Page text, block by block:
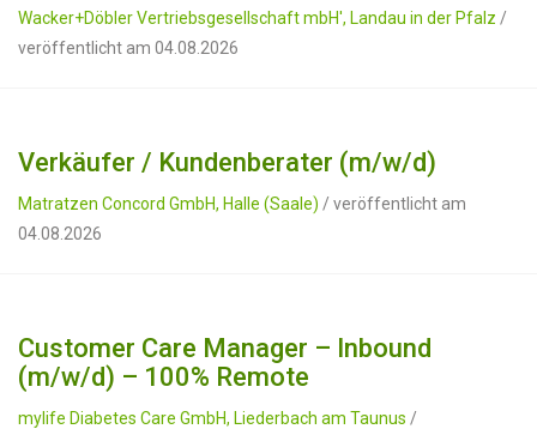
Wacker+Döbler Vertriebsgesellschaft mbH', Landau in der Pfalz /
veröffentlicht am 04.08.2026
Verkäufer / Kundenberater (m/w/d)
Matratzen Concord GmbH, Halle (Saale) / veröffentlicht am
04.08.2026
Customer Care Manager – Inbound
(m/w/d) – 100% Remote
mylife Diabetes Care GmbH, Liederbach am Taunus /